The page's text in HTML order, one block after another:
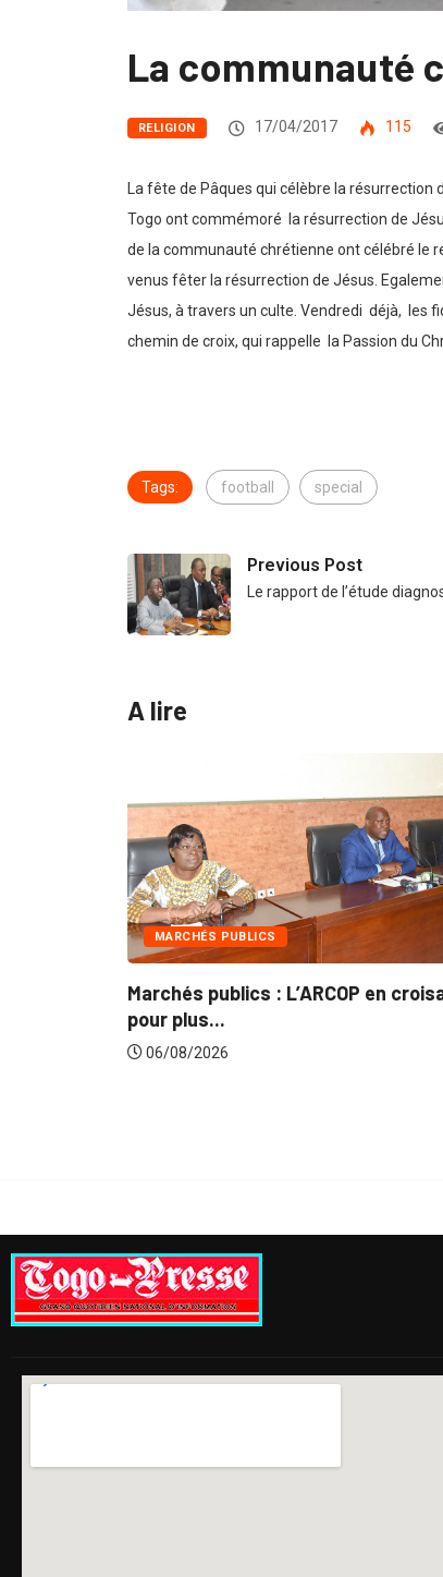
La communauté
RELIGION 17/04/2017 115
La fête de Pâques qui célèbre la
Togo ont commémoré la résurrection de
de la communauté chrétienne ont célébré le
venus fêter la résurrection de Jésus.
Jésus, à travers un culte. Vendredi déjà, les
chemin de croix, qui rappelle la Passion du
Tags: football special
Previous Post
Le rapport de l’étude
A lire
MARCHÉS PUBLICS
Marchés publics : L’ARCOP en
pour plus...
06/08/2026